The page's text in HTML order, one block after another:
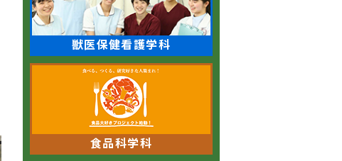
獣医保健看護学科
食品科学科